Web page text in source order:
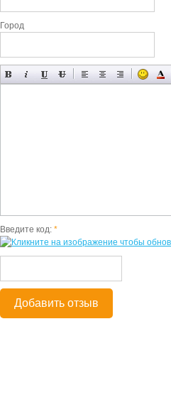
Город
Введите код: *
Добавить отзыв